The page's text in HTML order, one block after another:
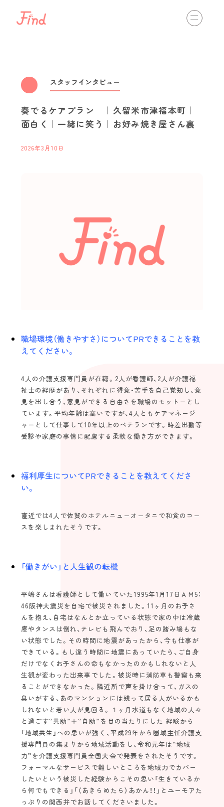
通いのサービス 訪問のサービス 入居のサービス
最新情報
view more
スタッフインタビュー
未経験の方 海外の方
2022©️find.kurume-kaigo.net
スタッフインタビュー
奏でるケアプラン ｜久留米市津福本町｜
面白く｜一緒に笑う｜お好み焼き屋さん裏
2026年3月10日
職場環境（働きやすさ）についてPRできることを教
えてください。
4人の介護支援専門員が在籍。2人が看護師、2人が介護福
祉士の経歴があり、それぞれに得意・苦手を自己覚知し、意
見を出し合う、意見ができる自由さを職場のモットーとし
ています。平均年齢は高いですが、4人ともケアマネージ
ャーとして仕事して10年以上のベテランです。時差出勤等
受診や家庭の事情に配慮する柔軟な働き方ができます。
福利厚生についてPRできることを教えてくださ
い。
直近では4人で佐賀のホテルニューオータニで和食のコー
スを楽しまれたそうです。
「働きがい」と人生観の転機
平嶋さんは看護師として働いていた1995年1月17日ＡＭ5：
46阪神大震災を自宅で被災されました。11ヶ月のお子さ
んを抱え、自宅はなんとか立っている状態で家の中は冷蔵
庫やタンスは倒れ、テレビも飛んでおり、足の踏み場もな
い状態でした。その時間に地震があったから、今も仕事が
できている。もし違う時間に地震にあっていたら、ご自身
だけでなくお子さんの命もなかったのかもしれないと人
生観が変わった出来事でした。被災時に消防車も警察も来
ることができなかった。隣近所で声を掛け合って、ガスの
臭いがする、あのマンションには残って居る人がいるかも
しれないと若い人が見回る。１ヶ月水道もなく地域の人々
と過ごす“共助”＋“自助”を目の当たりにした 経験から
「地域共生」への思いが強く、平成29年から圏域主任介護支
援専門員の集まりから地域活動をし、令和元年は“地域
力”を介護支援専門員全国大会で発表をされたそうです。
フォーマルなサービスで難しいところを地域力でカバー
したいという被災した経験からこその思い「生きているか
ら何でもできる」「（あきらめたら）あかん！！」とユーモアた
っぷりの関西弁でお話してくださいました。